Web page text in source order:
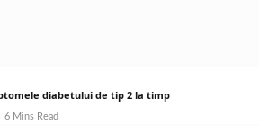
diabetului de tip 2 la timp
6 Mins Read